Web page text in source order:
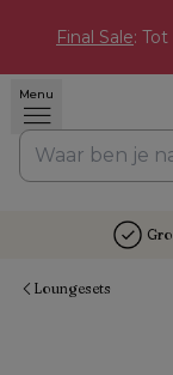
Final Sale:
Menu
Loungesets